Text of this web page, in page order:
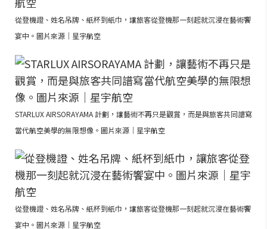
從登機證、姓名吊牌、紙杯到紙巾，讓旅客從登機那一刻起就沉浸在藝術饗
宴中。圖片來源｜星宇航空
STARLUX AIRSORAYAMA 計劃，讓藝術不再只是觀賞，而是與旅客共同譜寫
當代航空美學的無限想像。圖片來源｜星宇航空
從登機證、姓名吊牌、紙杯到紙巾，讓旅客從登機那一刻起就沉浸在藝術饗
宴中。圖片來源｜星宇航空